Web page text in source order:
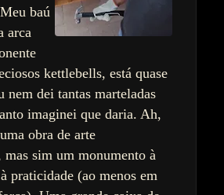
baú
arca
kettlebells, está quase
nem dei tantas marteladas
imaginei que daria. Ah,
obra de arte
mas sim um monumento à
praticidade (ao menos em